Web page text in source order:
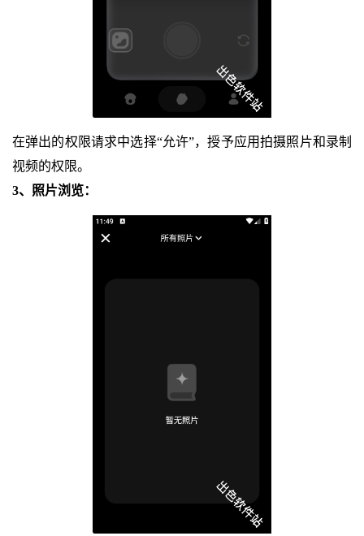
在弹出的权限请求中选择“允许”，授予应用拍摄照片和录制
视频的权限。
3、照片浏览：